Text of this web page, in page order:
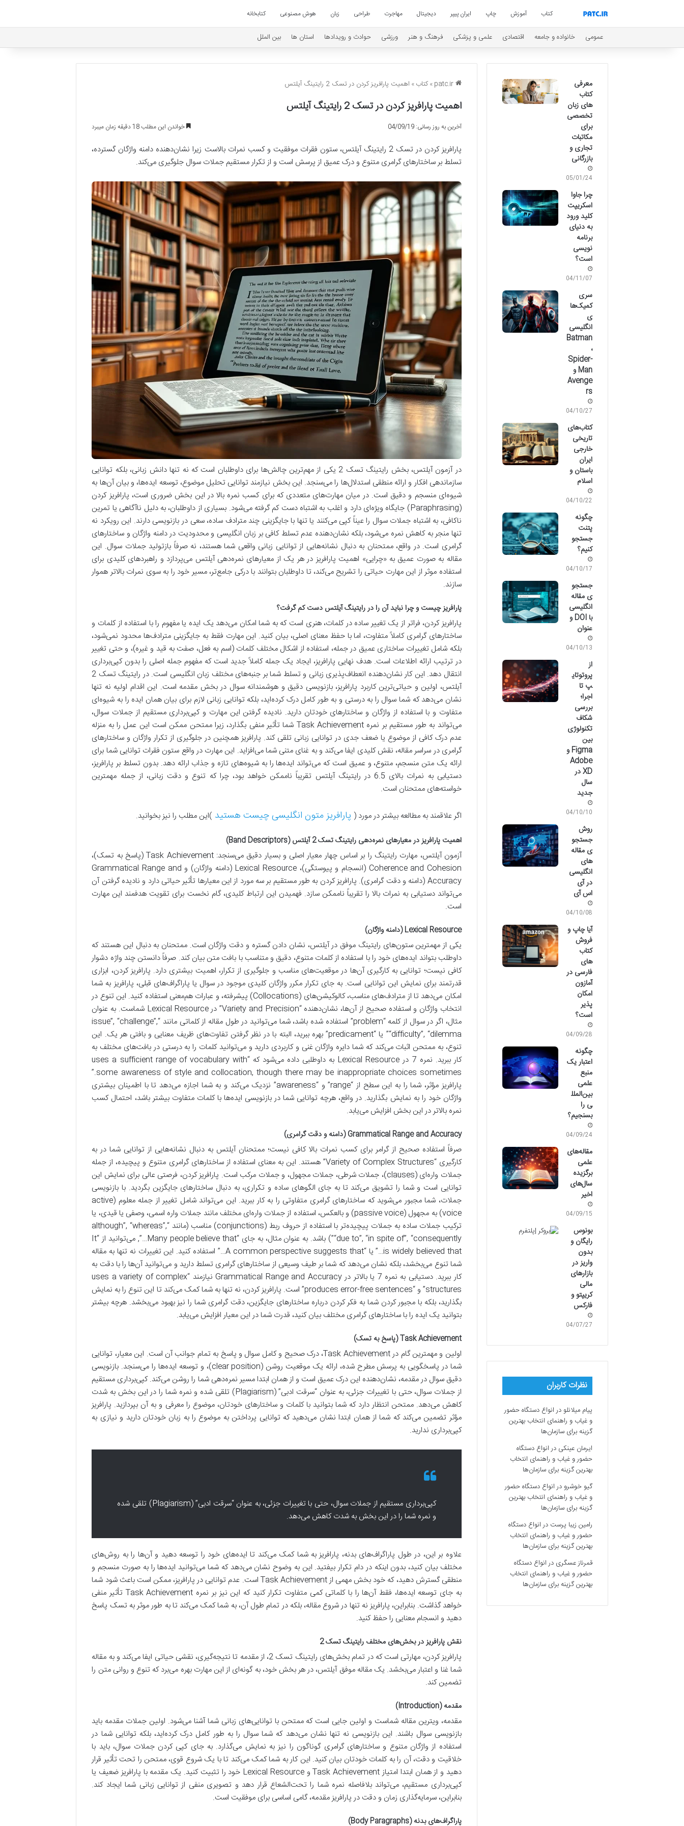
کتاب آموزش چاپ ایران پیپر دیجیتال مهاجرت طراحی زبان هوش مصنوعی کتابخانه
عمومی خانواده و جامعه اقتصادی علمی و پزشکی فرهنگ و هنر ورزشی حوادث و رویدادها استان ها بین الملل
patc.ir
»کتاب» اهمیت پارافریز کردن در تسک 2 رایتینگ آیلتس
اهمیت پارافریز کردن در تسک 2 رایتینگ آیلتس
آخرین به روز رسانی: 04/09/19 خواندن این مطلب 18 دقیقه زمان میبرد
پارافریز کردن در تسک 2 رایتینگ آیلتس، ستون فقرات موفقیت و کسب نمرات بالاست زیرا نشان‌دهنده دامنه واژگان گسترده،
تسلط بر ساختارهای گرامری متنوع و درک عمیق از پرسش است و از تکرار مستقیم جملات سوال جلوگیری می‌کند.
در آزمون آیلتس، بخش رایتینگ تسک 2 یکی از مهم‌ترین چالش‌ها برای داوطلبان است که نه تنها دانش زبانی، بلکه توانایی
سازماندهی افکار و ارائه منطقی استدلال‌ها را می‌سنجد. این بخش نیازمند توانایی تحلیل موضوع، توسعه ایده‌ها، و بیان آن‌ها به
شیوه‌ای منسجم و دقیق است. در میان مهارت‌های متعددی که برای کسب نمره بالا در این بخش ضروری است، پارافریز کردن
(Paraphrasing) جایگاه ویژه‌ای دارد و اغلب به اشتباه دست کم گرفته می‌شود. بسیاری از داوطلبان، به دلیل ناآگاهی یا تمرین
ناکافی، به اشتباه جملات سوال را عیناً کپی می‌کنند یا تنها با جایگزینی چند مترادف ساده، سعی در بازنویسی دارند. این رویکرد نه
تنها منجر به کاهش نمره می‌شود، بلکه نشان‌دهنده عدم تسلط کافی بر زبان انگلیسی و محدودیت در دامنه واژگان و ساختارهای
گرامری است. در واقع، ممتحنان به دنبال نشانه‌هایی از توانایی زبانی واقعی شما هستند، نه صرفاً بازتولید جملات سوال. این
مقاله به صورت عمیق به «چرایی» اهمیت پارافریز در هر یک از معیارهای نمره‌دهی آیلتس می‌پردازد و راهبردهای کلیدی برای
استفاده موثر از این مهارت حیاتی را تشریح می‌کند، تا داوطلبان بتوانند با درکی جامع‌تر، مسیر خود را به سوی نمرات بالاتر هموار
سازند.
پارافریز چیست و چرا نباید آن را در رایتینگ آیلتس دست کم گرفت؟
پارافریز کردن، فراتر از یک تغییر ساده در کلمات، هنری است که به شما امکان می‌دهد یک ایده یا مفهوم را با استفاده از کلمات و
ساختارهای گرامری کاملاً متفاوت، اما با حفظ معنای اصلی، بیان کنید. این مهارت فقط به جایگزینی مترادف‌ها محدود نمی‌شود،
بلکه شامل تغییرات ساختاری عمیق در جمله، استفاده از اشکال مختلف کلمات (اسم به فعل، صفت به قید و غیره)، و حتی تغییر
در ترتیب ارائه اطلاعات است. هدف نهایی پارافریز، ایجاد یک جمله کاملاً جدید است که مفهوم جمله اصلی را بدون کپی‌برداری
انتقال دهد. این کار نشان‌دهنده انعطاف‌پذیری زبانی و تسلط شما بر جنبه‌های مختلف زبان انگلیسی است. در رایتینگ تسک 2
آیلتس، اولین و حیاتی‌ترین کاربرد پارافریز، بازنویسی دقیق و هوشمندانه سوال در بخش مقدمه است. این اقدام اولیه نه تنها
نشان می‌دهد که شما سوال را به درستی و به طور کامل درک کرده‌اید، بلکه توانایی زبانی لازم برای بیان همان ایده را به شیوه‌ای
متفاوت و با استفاده از واژگان و ساختارهای خودتان دارید. نادیده گرفتن این مهارت و کپی‌برداری مستقیم از جملات سوال،
می‌تواند به طور مستقیم بر نمره Task Achievement شما تأثیر منفی بگذارد، زیرا ممتحن ممکن است این عمل را به منزله
عدم درک کافی از موضوع یا ضعف جدی در توانایی زبانی تلقی کند. پارافریز همچنین در جلوگیری از تکرار واژگان و ساختارهای
گرامری در سراسر مقاله، نقش کلیدی ایفا می‌کند و به غنای متنی شما می‌افزاید. این مهارت در واقع ستون فقرات توانایی شما برای
ارائه یک متن منسجم، متنوع، و عمیق است که می‌تواند ایده‌ها را به شیوه‌های تازه و جذاب ارائه دهد. بدون تسلط بر پارافریز،
دستیابی به نمرات بالای 6.5 در رایتینگ آیلتس تقریباً ناممکن خواهد بود، چرا که تنوع و دقت زبانی، از جمله مهمترین
خواسته‌های ممتحنان است.
اگر علاقمند به مطالعه بیشتر در مورد ( پارافریز متون انگلیسی چیست هستید )این مطلب را نیز بخوانید.
اهمیت پارافریز در معیارهای نمره‌دهی رایتینگ تسک 2 آیلتس (Band Descriptors)
آزمون آیلتس، مهارت رایتینگ را بر اساس چهار معیار اصلی و بسیار دقیق می‌سنجد: Task Achievement (پاسخ به تسک)،
Coherence and Cohesion (انسجام و پیوستگی)، Lexical Resource (دامنه واژگان) و Grammatical Range and
Accuracy (دامنه و دقت گرامری). پارافریز کردن به طور مستقیم بر سه مورد از این معیارها تأثیر حیاتی دارد و نادیده گرفتن آن
می‌تواند دستیابی به نمرات بالا را تقریباً ناممکن سازد. فهمیدن این ارتباط کلیدی، گام نخست برای تقویت هدفمند این مهارت
است.
Lexical Resource (دامنه واژگان)
یکی از مهمترین ستون‌های رایتینگ موفق در آیلتس، نشان دادن گستره و دقت واژگان است. ممتحنان به دنبال این هستند که
داوطلب بتواند ایده‌های خود را با استفاده از کلمات متنوع، دقیق و متناسب با بافت متن بیان کند. صرفاً دانستن چند واژه دشوار
کافی نیست؛ توانایی به کارگیری آن‌ها در موقعیت‌های مناسب و جلوگیری از تکرار، اهمیت بیشتری دارد. پارافریز کردن، ابزاری
قدرتمند برای نمایش این توانایی است. به جای تکرار مکرر واژگان کلیدی موجود در سوال یا پاراگراف‌های قبلی، پارافریز به شما
امکان می‌دهد تا از مترادف‌های مناسب، کالوکیشن‌های (Collocations) پیشرفته، و عبارات هم‌معنی استفاده کنید. این تنوع در
انتخاب واژگان و استفاده صحیح از آن‌ها، نشان‌دهنده “Variety and Precision” در Lexical Resource شماست. به عنوان
مثال، اگر در سوال از کلمه “problem” استفاده شده باشد، شما می‌توانید در طول مقاله از کلماتی مانند “issue”, “challenge”,
“difficulty”, “dilemma” یا “predicament” بهره ببرید، البته با در نظر گرفتن تفاوت‌های ظریف معنایی و بافتی هر یک. این
تنوع، به ممتحن اثبات می‌کند که شما دایره واژگان غنی و کاربردی دارید و می‌توانید کلمات را به درستی در بافت‌های مختلف به
کار ببرید. نمره 7 در Lexical Resource به داوطلبی داده می‌شود که “uses a sufficient range of vocabulary with
some awareness of style and collocation, though there may be inappropriate choices sometimes.”
پارافریز مؤثر، شما را به این سطح از “range” و “awareness” نزدیک می‌کند و به شما اجازه می‌دهد تا با اطمینان بیشتری
واژگان خود را به نمایش بگذارید. در واقع، هرچه توانایی شما در بازنویسی ایده‌ها با کلمات متفاوت بیشتر باشد، احتمال کسب
نمره بالاتر در این بخش افزایش می‌یابد.
Grammatical Range and Accuracy (دامنه و دقت گرامری)
صرفاً استفاده صحیح از گرامر برای کسب نمرات بالا کافی نیست؛ ممتحنان آیلتس به دنبال نشانه‌هایی از توانایی شما در به
کارگیری “Variety of Complex Structures” هستند. این به معنای استفاده از ساختارهای گرامری متنوع و پیچیده، از جمله
جملات واره‌ای (clauses)، جملات شرطی، جملات مجهول، و جملات مرکب است. پارافریز کردن، فرصتی عالی برای نمایش این
توانایی است و شما را تشویق می‌کند تا به جای الگوهای ساده و تکراری، به دنبال ساختارهای جایگزین بگردید. با بازنویسی
جملات، شما مجبور می‌شوید که ساختارهای گرامری متفاوتی را به کار ببرید. این می‌تواند شامل تغییر از جمله معلوم (active
voice) به مجهول (passive voice) و بالعکس، استفاده از جملات واره‌ای مختلف مانند جملات واره اسمی، وصفی یا قیدی، یا
ترکیب جملات ساده به جملات پیچیده‌تر با استفاده از حروف ربط (conjunctions) مناسب (مانند “although”, “whereas”,
“due to”, “in spite of”, “consequently”) باشد. به عنوان مثال، به جای “Many people believe that…”, می‌توانید از “It
is widely believed that…” یا “A common perspective suggests that…” استفاده کنید. این تغییرات نه تنها به مقاله
شما تنوع می‌بخشد، بلکه نشان می‌دهد که شما بر طیف وسیعی از ساختارهای گرامری تسلط دارید و می‌توانید آن‌ها را با دقت به
کار ببرید. دستیابی به نمره 7 یا بالاتر در Grammatical Range and Accuracy نیازمند “uses a variety of complex
structures” و “produces error-free sentences” است. پارافریز کردن، نه تنها به شما کمک می‌کند تا این تنوع را به نمایش
بگذارید، بلکه با مجبور کردن شما به فکر کردن درباره ساختارهای جایگزین، دقت گرامری شما را نیز بهبود می‌بخشد. هرچه بیشتر
بتوانید یک ایده را با ساختارهای گرامری مختلف بیان کنید، قدرت شما در این معیار افزایش می‌یابد.
Task Achievement (پاسخ به تسک)
اولین و مهمترین گام در Task Achievement، درک صحیح و کامل سوال و پاسخ به تمام جوانب آن است. این معیار، توانایی
شما در پاسخگویی به پرسش مطرح شده، ارائه یک موقعیت روشن (clear position)، و توسعه ایده‌ها را می‌سنجد. بازنویسی
دقیق سوال در مقدمه، نشان‌دهنده این درک عمیق است و از همان ابتدا مسیر نمره‌دهی شما را روشن می‌کند. کپی‌برداری مستقیم
از جملات سوال، حتی با تغییرات جزئی، به عنوان “سرقت ادبی” (Plagiarism) تلقی شده و نمره شما را در این بخش به شدت
کاهش می‌دهد. ممتحن انتظار دارد که شما بتوانید با کلمات و ساختارهای خودتان، موضوع را معرفی و به آن بپردازید. پارافریز
مؤثر تضمین می‌کند که شما از همان ابتدا نشان می‌دهید که توانایی پرداختن به موضوع را به زبان خودتان دارید و نیازی به
کپی‌برداری ندارید.
کپی‌برداری مستقیم از جملات سوال، حتی با تغییرات جزئی، به عنوان “سرقت ادبی” (Plagiarism) تلقی شده
و نمره شما را در این بخش به شدت کاهش می‌دهد.
علاوه بر این، در طول پاراگراف‌های بدنه، پارافریز به شما کمک می‌کند تا ایده‌های خود را توسعه دهید و آن‌ها را به روش‌های
مختلف بیان کنید، بدون اینکه در دام تکرار بیفتید. این به وضوح نشان می‌دهد که شما می‌توانید ایده‌ها را به صورت منسجم و
منطقی گسترش دهید، که خود بخش مهمی از Task Achievement است. عدم توانایی در پارافریز، ممکن است باعث شود شما
به جای توسعه ایده‌ها، فقط آن‌ها را با کلماتی کمی متفاوت تکرار کنید که این نیز بر نمره Task Achievement تأثیر منفی
خواهد گذاشت. بنابراین، پارافریز نه تنها در شروع مقاله، بلکه در تمام طول آن، به شما کمک می‌کند تا به طور موثر به تسک پاسخ
دهید و انسجام معنایی را حفظ کنید.
نقش پارافریز در بخش‌های مختلف رایتینگ تسک 2
پارافریز کردن، مهارتی است که در تمام بخش‌های رایتینگ تسک 2، از مقدمه تا نتیجه‌گیری، نقشی حیاتی ایفا می‌کند و به مقاله
شما غنا و اعتبار می‌بخشد. یک مقاله موفق آیلتس، در هر بخش خود، به گونه‌ای از این مهارت بهره می‌برد که تنوع و روانی متن را
تضمین کند.
مقدمه (Introduction)
مقدمه، ویترین مقاله شماست و اولین جایی است که ممتحن با توانایی‌های زبانی شما آشنا می‌شود. اولین جملات مقدمه باید
بازنویسی سوال باشند. این بازنویسی نه تنها نشان می‌دهد که شما سوال را به طور کامل درک کرده‌اید، بلکه توانایی شما در
استفاده از واژگان متنوع و ساختارهای گرامری گوناگون را نیز به نمایش می‌گذارد. به جای کپی کردن جملات سوال، باید با
خلاقیت و دقت، آن را به کلمات خودتان بیان کنید. این کار به شما کمک می‌کند تا با یک شروع قوی، ممتحن را تحت تأثیر قرار
دهید و از همان ابتدا امتیاز Task Achievement و Lexical Resource خود را تثبیت کنید. یک مقدمه با پارافریز ضعیف یا
کپی‌برداری مستقیم، می‌تواند بلافاصله نمره شما را تحت‌الشعاع قرار دهد و تصویری منفی از توانایی زبانی شما ایجاد کند.
بنابراین، سرمایه‌گذاری زمان و دقت در پارافریز مقدمه، گامی اساسی برای موفقیت است.
پاراگراف‌های بدنه (Body Paragraphs)
معرفی
کتاب
های زبان
تخصصی
برای
مکاتبات
تجاری و
بازرگانی
05/01/24
چرا جاوا
اسکریپت
کلید ورود
به دنیای
برنامه
نویسی
است؟
04/11/07
سری
کمیک‌ها
ی
انگلیسی
Batman
،
Spider-
Man و
Avenge
rs
04/10/27
کتاب‌های
تاریخی
خارجی
ایران
باستان و
اسلام
04/10/22
چگونه
پتنت
جستجو
کنیم؟
04/10/17
جستجو
ی مقاله
انگلیسی
با DOI و
عنوان
04/10/13
از
پروتوتای
پ تا
اجرا؛
بررسی
شکاف
تکنولوژی
بین
Figma و
Adobe
XD در
سال
جدید
04/10/10
روش
جستجو
ی مقاله
های
انگلیسی
در آی
اس آی
04/10/08
آیا چاپ و
فروش
کتاب
های
فارسی در
آمازون
امکان
پذیر
است؟
04/09/28
چگونه
اعتبار یک
منبع
علمی
بین‌الملل
ی را
بسنجیم؟
04/09/24
مقاله‌های
علمی
برگزیده
سال‌های
اخیر
04/09/15
بونوس
رایگان و
بدون
واریز در
بازارهای
مالی
کریپتو و
فارکس
04/07/27
نظرات کاربران
پیام میلانلو درانواع دستگاه حضور
و غیاب و راهنمای انتخاب بهترین
گزینه برای سازمان‌ها
ایرمان عینکی درانواع دستگاه
حضور و غیاب و راهنمای انتخاب
بهترین گزینه برای سازمان‌ها
گیو خوشرو درانواع دستگاه حضور
و غیاب و راهنمای انتخاب بهترین
گزینه برای سازمان‌ها
رامین زیبا پرست درانواع دستگاه
حضور و غیاب و راهنمای انتخاب
بهترین گزینه برای سازمان‌ها
قمرناز عسگری درانواع دستگاه
حضور و غیاب و راهنمای انتخاب
بهترین گزینه برای سازمان‌ها